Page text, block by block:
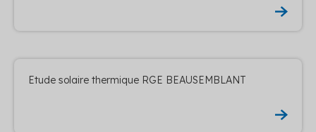
Etude solaire thermique RGE BEAUSEMBLANT